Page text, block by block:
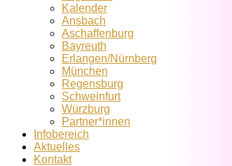
Kalender
Ansbach
Aschaffenburg
Bayreuth
Erlangen/Nürnberg
München
Regensburg
Schweinfurt
Würzburg
Partner*innen
Infobereich
Aktuelles
Kontakt